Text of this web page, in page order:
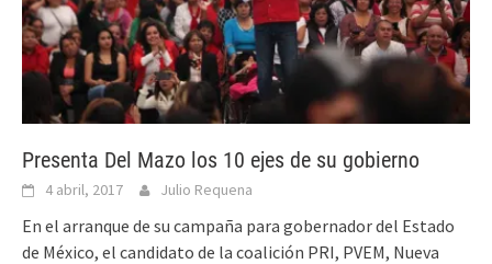
Presenta Del Mazo los 10 ejes de su gobierno
4 abril, 2017 Julio Requena
En el arranque de su campaña para gobernador del Estado
de México, el candidato de la coalición PRI, PVEM, Nueva